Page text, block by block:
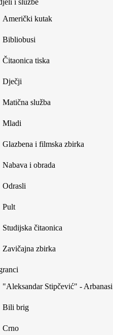
external)
i službe
Američki kutak
Bibliobusi
Čitaonica tiska
Dječji
Matična služba
Mladi
Glazbena i filmska zbirka
Nabava i obrada
Odrasli
Pult
Studijska čitaonica
Zavičajna zbirka
"Aleksandar Stipčević" - Arbanasi
Bili brig
Crno